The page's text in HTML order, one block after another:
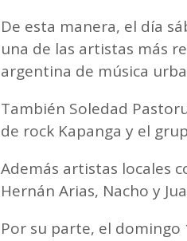
De esta manera, el día
una de las artistas más
argentina de música
También Soledad
de rock Kapanga y el
Además artistas locales
Hernán Arias, Nacho y
Por su parte, el